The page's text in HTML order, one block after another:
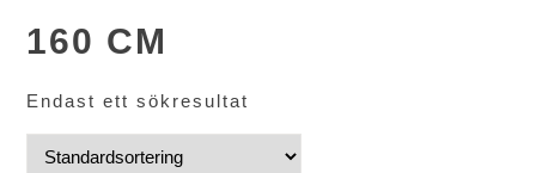
160 CM
Endast ett sökresultat